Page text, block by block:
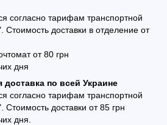
согласно тарифам транспортной
Стоимость доставки в отделение от
от 80 грн
дня
доставка по всей Украине
согласно тарифам транспортной
доставки от 85 грн
дня.